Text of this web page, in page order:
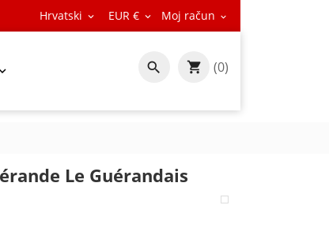
Hrvatski  EUR €  Moj račun 
 (0)
Le Guérandais